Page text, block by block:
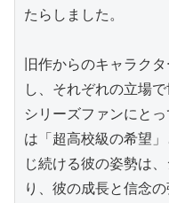
たらしました。
旧作からのキャラク
し、それぞれの立場
シリーズファンにと
は「超高校級の希望
じ続ける彼の姿勢は
り、彼の成長と信念